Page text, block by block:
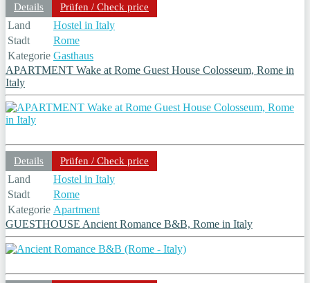
Details Prüfen / Check price
Land
Hostel in Italy
Stadt
Rome
Kategorie Gasthaus
APARTMENT Wake at Rome Guest House Colosseum, Rome in
Italy
Details Prüfen / Check price
Land
Hostel in Italy
Stadt
Rome
Kategorie Apartment
GUESTHOUSE Ancient Romance B&B, Rome in Italy